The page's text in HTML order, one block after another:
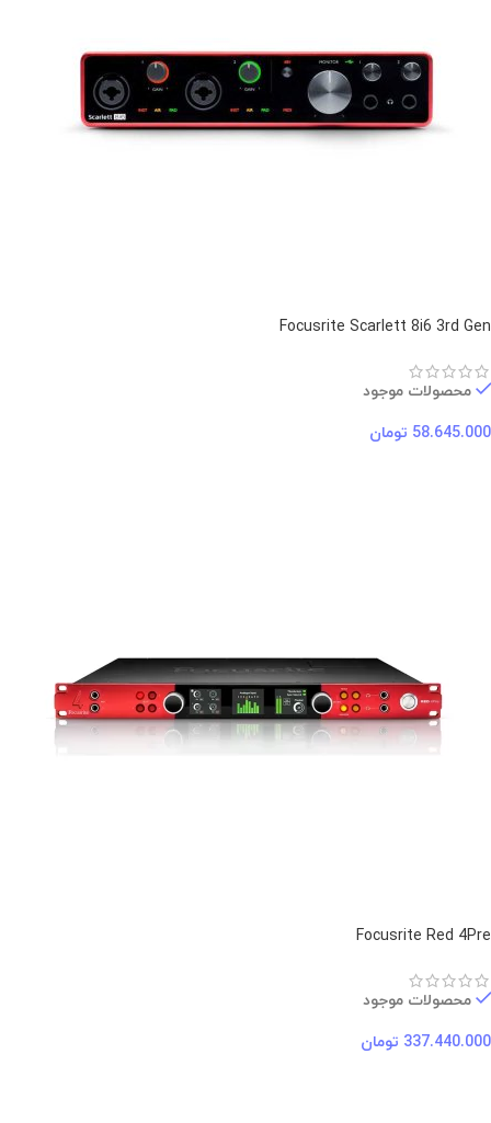
Focusrite Scarlett 8i6 3rd Gen
محصولات موجود
58.645.000 تومان
Focusrite Red 4Pre
محصولات موجود
337.440.000 تومان